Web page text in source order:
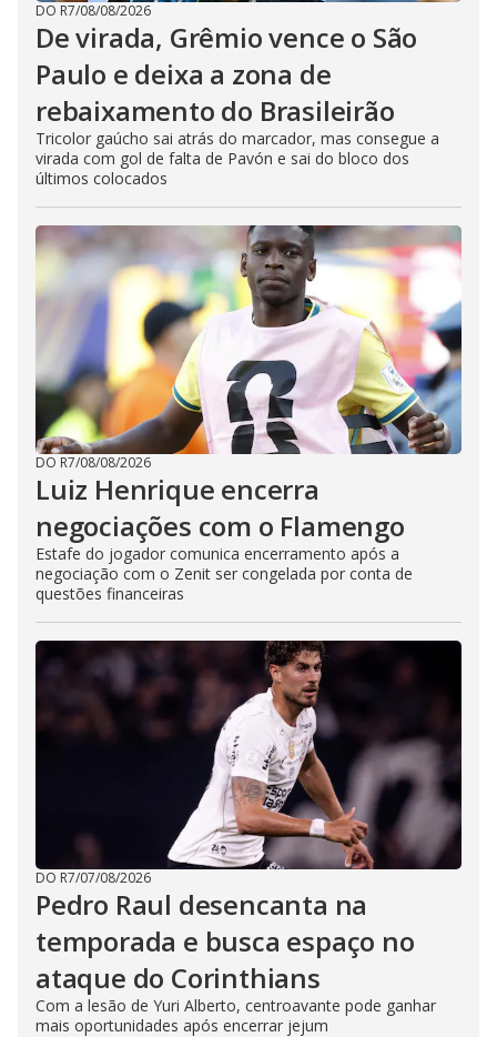
DO R7/08/08/2026
De virada, Grêmio vence o São
Paulo e deixa a zona de
rebaixamento do Brasileirão
Tricolor gaúcho sai atrás do marcador, mas consegue a
virada com gol de falta de Pavón e sai do bloco dos
últimos colocados
DO R7/08/08/2026
Luiz Henrique encerra
negociações com o Flamengo
Estafe do jogador comunica encerramento após a
negociação com o Zenit ser congelada por conta de
questões financeiras
DO R7/07/08/2026
Pedro Raul desencanta na
temporada e busca espaço no
ataque do Corinthians
Com a lesão de Yuri Alberto, centroavante pode ganhar
mais oportunidades após encerrar jejum